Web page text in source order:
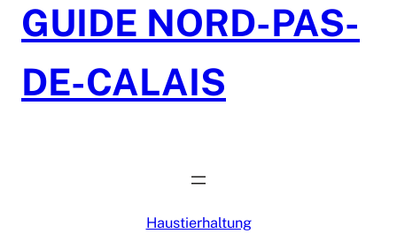
GUIDE NORD-PAS-
DE-CALAIS
Haustierhaltung